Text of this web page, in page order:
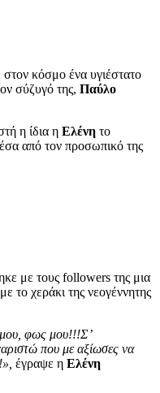
κόσμο ένα υγιέστατο
σύζυγό της, Παύλο
η ίδια η Ελένη το
από τον προσωπικό της
με τους followers της μια
το χεράκι της νεογέννητης
μου, φως μου!!!Σ’
που με αξίωσες να
έγραψε η Ελένη